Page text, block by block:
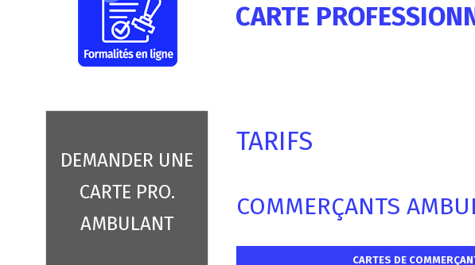
CARTE
DEMANDER UNE
CARTE PRO.
AMBULANT
TARIFS
COMMERÇANTS
CARTES DE COMMER